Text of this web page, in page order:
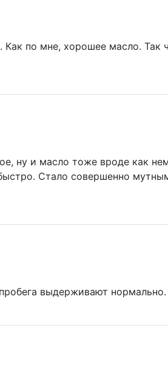
по мне, хорошее масло. Так
ну и масло тоже вроде как
Стало совершенно
выдерживают нормально.